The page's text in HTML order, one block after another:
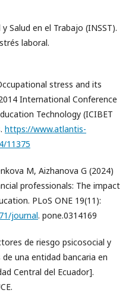
Salud en el Trabajo (INSST).
laboral.
stress and its
International Conference
Technology (ICIBET
https://www.atlantis-
11375
M, Aizhanova G (2024)
professionals: The impact
PLoS ONE 19(11):
journal. pone.0314169
de riesgo psicosocial y
una entidad bancaria en
Central del Ecuador].